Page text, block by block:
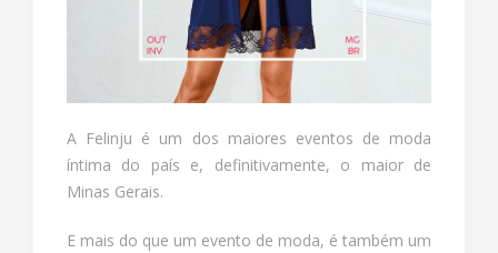
A Felinju é um dos maiores eventos de moda
íntima do país e, definitivamente, o maior de
Minas Gerais.
E mais do que um evento de moda, é também um